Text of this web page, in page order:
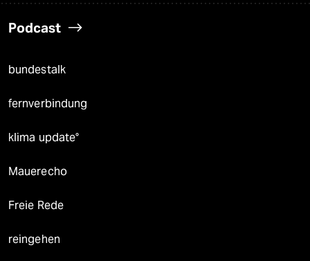
Podcast
bundestalk
fernverbindung
klima update°
Mauerecho
Freie Rede
reingehen